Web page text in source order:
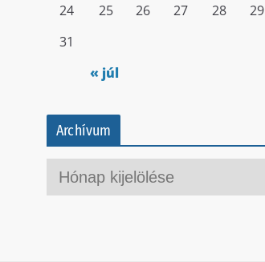
« júl
24
25 26 27 28 29
31
Archívum
r